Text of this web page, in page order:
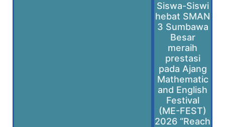
Siswa-Siswi
hebat SMAN
3 Sumbawa
Besar
meraih
prestasi
pada Ajang
Mathematic
and English
Festival
(ME-FEST)
2026 “Reach